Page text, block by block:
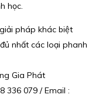
học.
pháp khác biệt
nhất các loại phanh
Gia Phát
336 079 / Email :